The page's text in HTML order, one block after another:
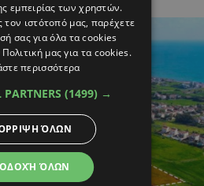
εμπειρίας των χρηστών.
τον ιστότοπό μας, παρέχετε
σας για όλα τα cookies
μας για τα cookies.
περισσότερα
(1499) →
ΌΛΩΝ
ΌΛΩΝ